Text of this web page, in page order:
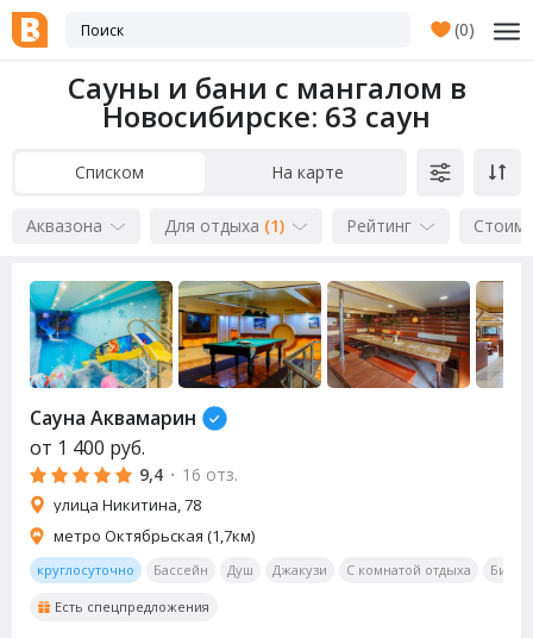
(0)
Сауны и бани с мангалом в
Новосибирске: 63 саун
Списком На карте
Аквазона Для отдыха (1) Рейтинг
Сауна Аквамарин
от 1 400 руб.
9,4 · 16 отз.
улица Никитина, 78
метро Октябрьская (1,7км)
круглосуточно Бассейн Душ Джакузи С комнатой отдыха
Есть спецпредложения